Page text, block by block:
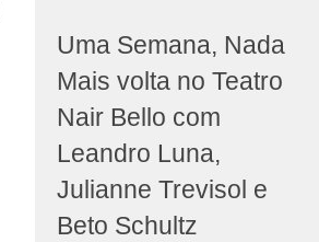
Uma Semana, Nada
Mais volta no Teatro
Nair Bello com
Leandro Luna,
Julianne Trevisol e
Beto Schultz